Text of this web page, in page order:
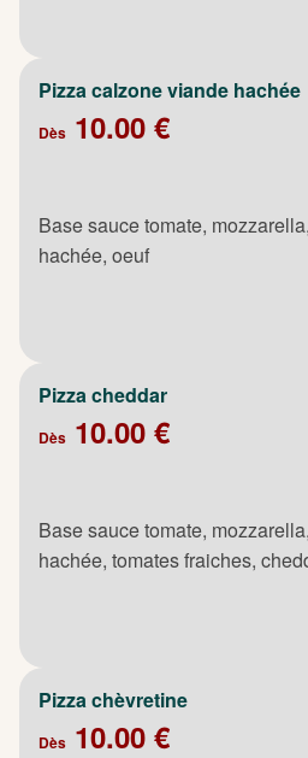
Pizza calzone viande hachée
Dès 10.00 €
Base sauce tomate,
hachée, oeuf
Pizza cheddar
Dès 10.00 €
Base sauce tomate,
hachée, tomates fraiches,
Pizza chèvretine
Dès 10.00 €